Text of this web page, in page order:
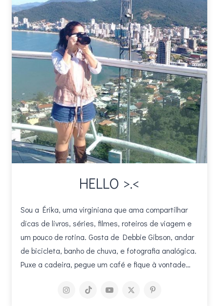
DOS
NAMORADOS
HELLO >.<
Sou a Érika, uma virginiana que ama compartilhar
dicas de livros, séries, filmes, roteiros de viagem e
um pouco de rotina. Gosta de Debbie Gibson, andar
de bicicleta, banho de chuva, e fotografia analógica.
Puxe a cadeira, pegue um café e fique à vontade…